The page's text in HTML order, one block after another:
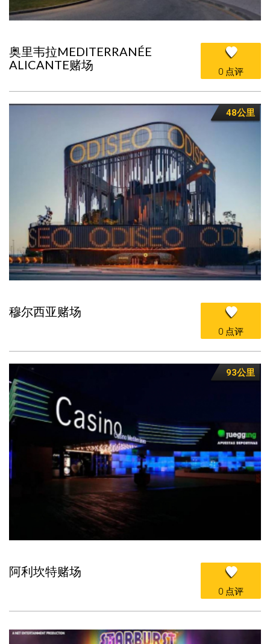
奥里韦拉MEDITERRANÉE
ALICANTE赌场
0 点评
穆尔西亚赌场
0 点评
48公里
阿利坎特赌场
0 点评
93公里